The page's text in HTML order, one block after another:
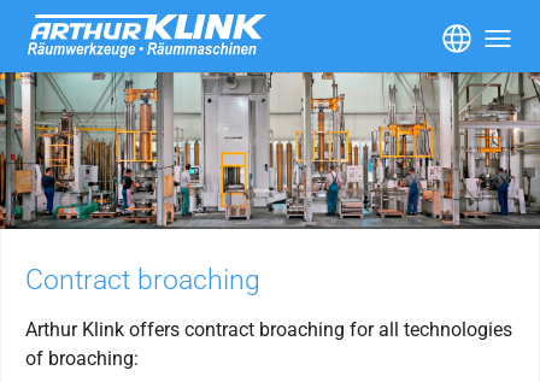
Skip to main content
Contract broaching
Arthur Klink offers contract broaching for all technologies
of broaching: